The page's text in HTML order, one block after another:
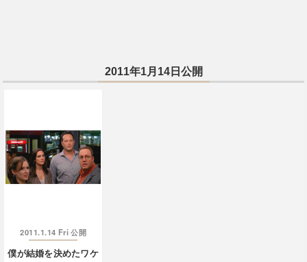
2011年1月14日公開
2011.1.14 Fri 公開
僕が結婚を決めたワケ